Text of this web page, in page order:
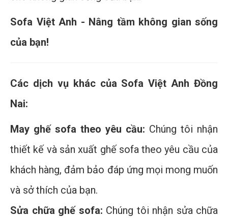
Sofa Việt Anh - Nâng tầm không gian sống
của bạn!
Các dịch vụ khác của Sofa Việt Anh Đồng
Nai:
May ghế sofa theo yêu cầu: Chúng tôi nhận
thiết kế và sản xuất ghế sofa theo yêu cầu của
khách hàng, đảm bảo đáp ứng mọi mong muốn
và sở thích của bạn.
Sửa chữa ghế sofa: Chúng tôi nhận sửa chữa